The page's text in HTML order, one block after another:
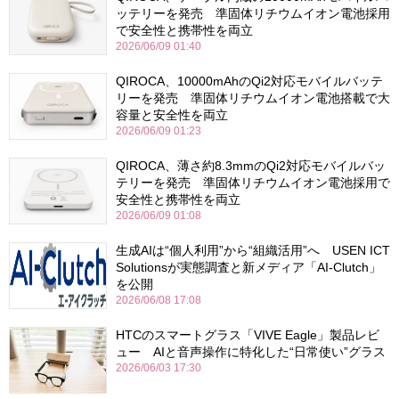
ッテリーを発売 準固体リチウムイオン電池採用
で安全性と携帯性を両立
2026/06/09 01:40
QIROCA、10000mAhのQi2対応モバイルバッテ
リーを発売 準固体リチウムイオン電池搭載で大
容量と安全性を両立
2026/06/09 01:23
QIROCA、薄さ約8.3mmのQi2対応モバイルバッ
テリーを発売 準固体リチウムイオン電池採用で
安全性と携帯性を両立
2026/06/09 01:08
生成AIは“個人利用”から“組織活用”へ USEN ICT
Solutionsが実態調査と新メディア「AI-Clutch」
を公開
2026/06/08 17:08
HTCのスマートグラス「VIVE Eagle」製品レビ
ュー AIと音声操作に特化した“日常使い”グラス
2026/06/03 17:30